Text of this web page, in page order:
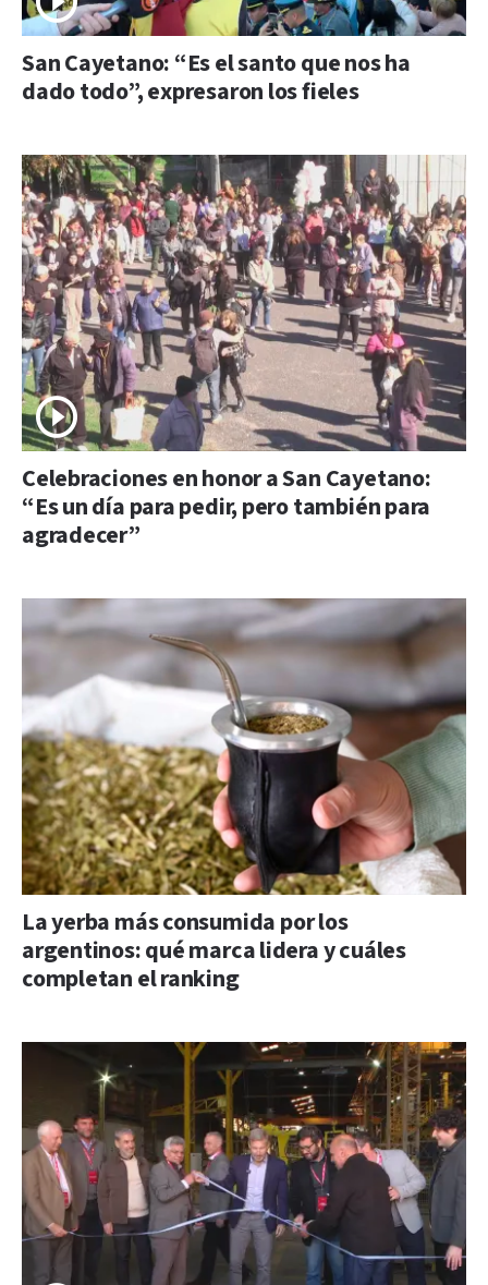
San Cayetano: “Es el santo que nos ha
dado todo”, expresaron los fieles
Celebraciones en honor a San Cayetano:
“Es un día para pedir, pero también para
agradecer”
La yerba más consumida por los
argentinos: qué marca lidera y cuáles
completan el ranking